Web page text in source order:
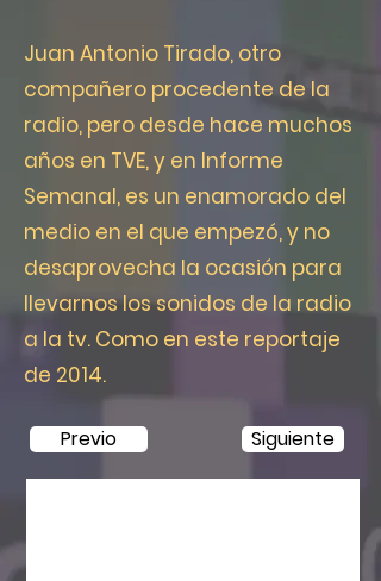
Juan Antonio Tirado, otro
compañero procedente de la
radio, pero desde hace muchos
años en TVE, y en Informe
Semanal, es un enamorado del
medio en el que empezó, y no
desaprovecha la ocasión para
llevarnos los sonidos de la radio
a la tv. Como en este reportaje
de 2014.
Previo Siguiente